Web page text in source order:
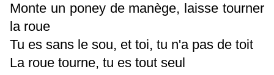
Monte un poney de manège, laisse tourner
la roue
Tu es sans le sou, et toi, tu n'a pas de toit
La roue tourne, tu es tout seul